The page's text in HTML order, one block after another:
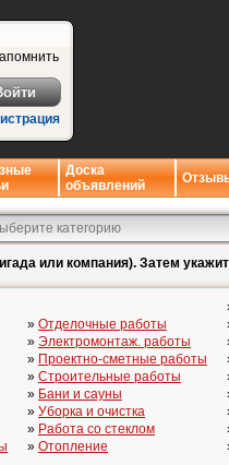
Доска
объявлений
или компания). Затем
» Отделочные работы
» Электромонтаж. работы
» Проектно-сметные работы
» Строительные работы
» Бани и сауны
» Уборка и очистка
» Работа со стеклом
» Отопление